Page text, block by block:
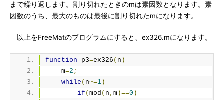
まで繰り返します。割り切れたときのmは素因数となります。素
因数のうち、最大のものは最後に割り切れたmになります。
以上をFreeMatのプログラムにすると、ex326.mになります。
function p3=ex326 ( n )
    m
=2 ;
while ( n~=1)
if ( mod ( n , m)==0 )